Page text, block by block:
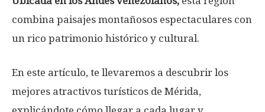
combina paisajes montañosos espectaculares con
un rico patrimonio histórico y cultural.
En este artículo, te llevaremos a descubrir los
mejores atractivos turísticos de Mérida,